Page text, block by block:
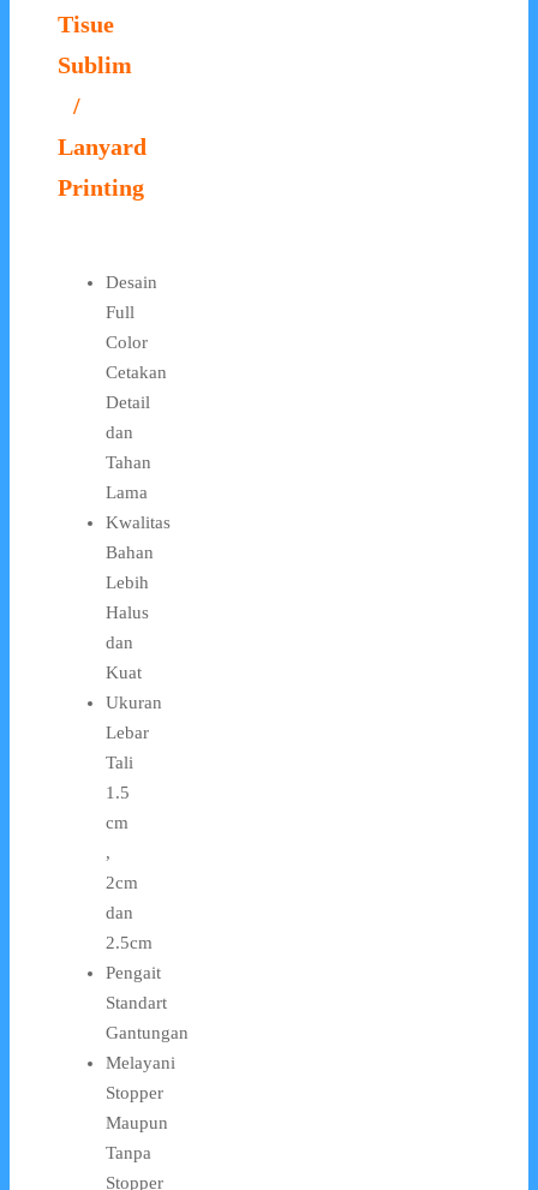
Tisue
Sublim
/
Lanyard
Printing
Desain
Full
Color
Cetakan
Detail
dan
Tahan
Lama
Kwalitas
Bahan
Lebih
Halus
dan
Kuat
Ukuran
Lebar
Tali
1.5
cm
,
2cm
dan
2.5cm
Pengait
Standart
Gantungan
Melayani
Stopper
Maupun
Tanpa
Stopper